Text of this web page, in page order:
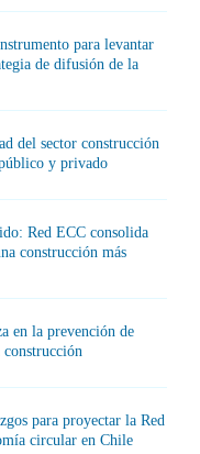
para levantar
de difusión de la
del sector construcción
y privado
Red ECC consolida
construcción más
en la prevención de
construcción
para proyectar la Red
circular en Chile